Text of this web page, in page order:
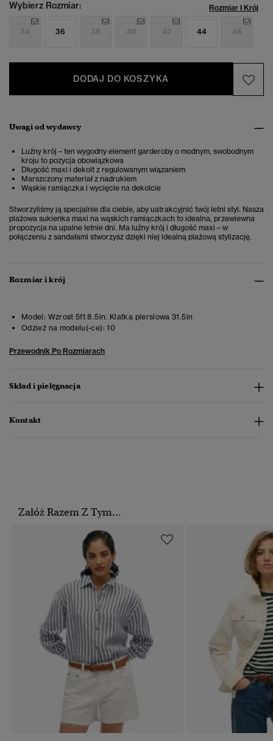
Wybierz Rozmiar: Rozmiar I Krój
34 36 38 40 42 44 46
DODAJ DO KOSZYKA
Uwagi od wydawcy
Luźny krój – ten wygodny element garderoby o modnym, swobodnym
kroju to pozycja obowiązkowa
Długość maxi i dekolt z regulowanym wiązaniem
Marszczony materiał z nadrukiem
Wąskie ramiączka i wycięcie na dekolcie
Stworzyliśmy ją specjalnie dla ciebie, aby uatrakcyjnić twój letni styl. Nasza
plażowa sukienka maxi na wąskich ramiączkach to idealna, przewiewna
propozycja na upalne letnie dni. Ma luźny krój i długość maxi – w
połączeniu z sandałami stworzysz dzięki niej idealną plażową stylizację.
Rozmiar i krój
Model: Wzrost 5ft 8.5in. Klatka piersiowa 31.5in
Odzież na modelu(-ce): 10
Przewodnik Po Rozmiarach
Skład i pielęgnacja
Kontakt
Załóż Razem Z Tym...